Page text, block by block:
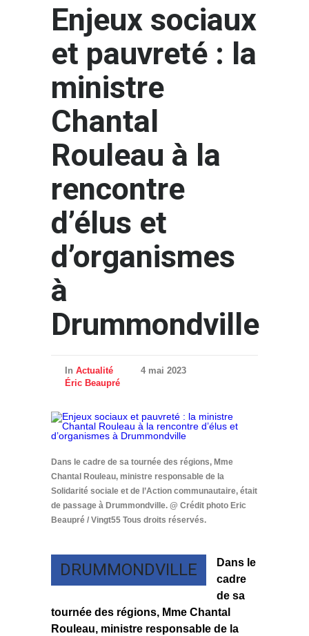
Enjeux sociaux
et pauvreté : la
ministre
Chantal
Rouleau à la
rencontre
d’élus et
d’organismes
à
Drummondville
In Actualité
4 mai 2023
Éric Beaupré
Dans le cadre de sa tournée des régions, Mme
Chantal Rouleau, ministre responsable de la
Solidarité sociale et de l’Action communautaire, était
de passage à Drummondville. @ Crédit photo Eric
Beaupré / Vingt55 Tous droits réservés.
DRUMMONDVILLE
Dans le
cadre
de sa
tournée des régions, Mme Chantal
Rouleau, ministre responsable de la